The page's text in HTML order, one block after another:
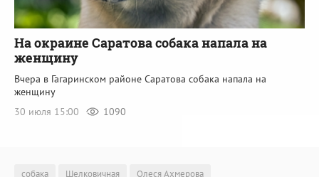
На окраине Саратова собака напала на
женщину
Вчера в Гагаринском районе Саратова собака напала на
женщину
30 июля 15:00
1090
собака Шелковичная Олеся Ахмерова